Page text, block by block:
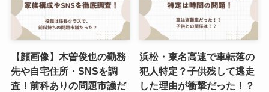
【顔画像】木曽俊也の勤務
先や自宅住所・SNSを調
査！前科ありの問題市議だ
浜松・東名高速で車転落の
犯人特定？子供残して逃走
した理由が衝撃だった！？